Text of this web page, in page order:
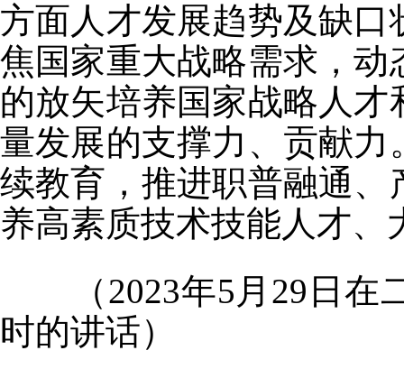
方面人才发展趋势及缺
焦国家重大战略需求，
的放矢培养国家战略人
量发展的支撑力、贡献
续教育，推进职普融通
养高素质技术技能人才、
（2023年5月29日在
时的讲话）